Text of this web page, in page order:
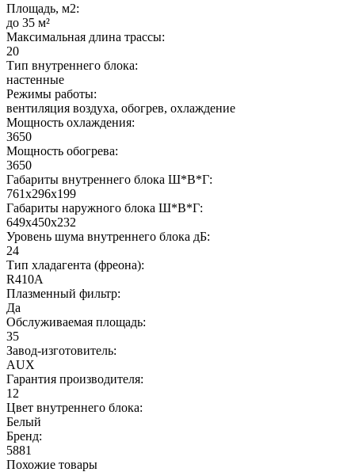
Площадь, м2:
до 35 м²
Максимальная длина трассы:
20
Тип внутреннего блока:
настенные
Режимы работы:
вентиляция воздуха, обогрев, охлаждение
Мощность охлаждения:
3650
Мощность обогрева:
3650
Габариты внутреннего блока Ш*В*Г:
761x296x199
Габариты наружного блока Ш*В*Г:
649x450x232
Уровень шума внутреннего блока дБ:
24
Тип хладагента (фреона):
R410A
Плазменный фильтр:
Да
Обслуживаемая площадь:
35
Завод-изготовитель:
AUX
Гарантия производителя:
12
Цвет внутреннего блока:
Белый
Бренд:
5881
Похожие товары